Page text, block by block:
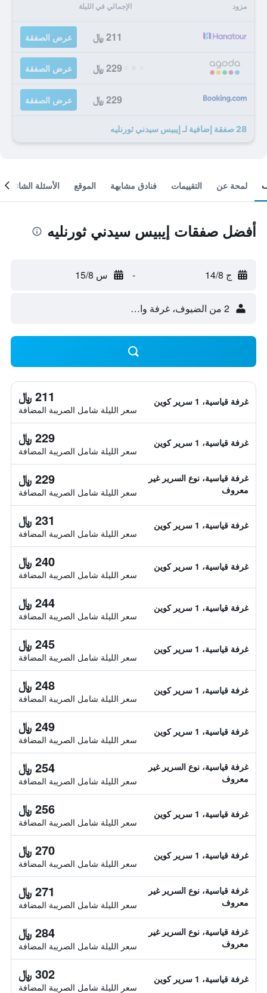
مزود الإجمالي في الليلة
211 ﷼ عرض الصفقة
229 ﷼ عرض الصفقة
229 ﷼ عرض الصفقة
28 صفقة إضافية لـ إيبيس سيدني ثورنليه
لمحة عن التقييمات فنادق مشابهة الموقع الأسئلة الشائعة
أفضل صفقات إيبيس سيدني ثورنليه
ج 14/8 - س 15/8
2 من الضيوف، غرفة واحدة
غرفة قياسية، 1 سرير كوين 211 ﷼
سعر الليلة شامل الصريبة المضافة
غرفة قياسية، 1 سرير كوين 229 ﷼
سعر الليلة شامل الصريبة المضافة
غرفة قياسية، نوع السرير غير
معروف
229 ﷼
سعر الليلة شامل الصريبة المضافة
غرفة قياسية، 1 سرير كوين 231 ﷼
سعر الليلة شامل الصريبة المضافة
غرفة قياسية، 1 سرير كوين 240 ﷼
سعر الليلة شامل الصريبة المضافة
غرفة قياسية، 1 سرير كوين 244 ﷼
سعر الليلة شامل الصريبة المضافة
غرفة قياسية، 1 سرير كوين 245 ﷼
سعر الليلة شامل الصريبة المضافة
غرفة قياسية، 1 سرير كوين 248 ﷼
سعر الليلة شامل الصريبة المضافة
غرفة قياسية، 1 سرير كوين 249 ﷼
سعر الليلة شامل الصريبة المضافة
غرفة قياسية، نوع السرير غير
معروف
254 ﷼
سعر الليلة شامل الصريبة المضافة
غرفة قياسية، 1 سرير كوين 256 ﷼
سعر الليلة شامل الصريبة المضافة
غرفة قياسية، 1 سرير كوين 270 ﷼
سعر الليلة شامل الصريبة المضافة
غرفة قياسية، نوع السرير غير
معروف
271 ﷼
سعر الليلة شامل الصريبة المضافة
غرفة قياسية، نوع السرير غير
معروف
284 ﷼
سعر الليلة شامل الصريبة المضافة
غرفة قياسية، 1 سرير كوين 302 ﷼
سعر الليلة شامل الصريبة المضافة